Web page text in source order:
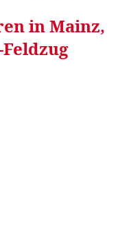
in Mainz,